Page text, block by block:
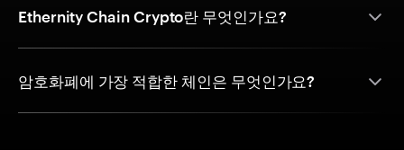
Ethernity Chain Crypto란 무엇인가요?
암호화폐에 가장 적합한 체인은 무엇인가요?